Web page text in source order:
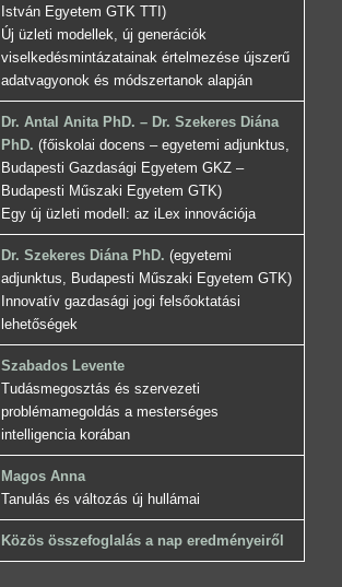
István Egyetem GTK TTI)
Új üzleti modellek, új generációk
viselkedésmintázatainak értelmezése újszerű
adatvagyonok és módszertanok alapján
Dr. Antal Anita PhD. – Dr. Szekeres Diána
PhD. (főiskolai docens – egyetemi adjunktus,
Budapesti Gazdasági Egyetem GKZ –
Budapesti Műszaki Egyetem GTK)
Egy új üzleti modell: az iLex innovációja
Dr. Szekeres Diána PhD. (egyetemi
adjunktus, Budapesti Műszaki Egyetem GTK)
Innovatív gazdasági jogi felsőoktatási
lehetőségek
Szabados Levente
Tudásmegosztás és szervezeti
problémamegoldás a mesterséges
intelligencia korában
Magos Anna
Tanulás és változás új hullámai
Közös összefoglalás a nap eredményeiről